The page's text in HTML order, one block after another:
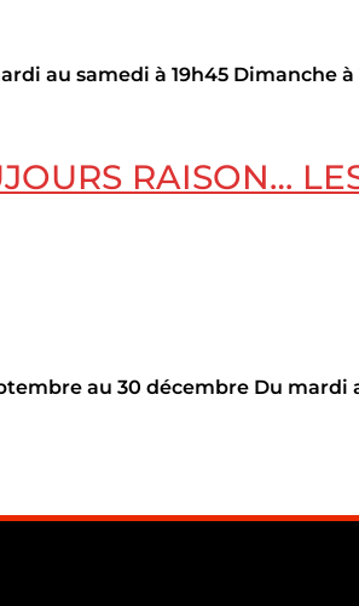
au samedi à 19h45 Dimanche
RAISON…
au 30 décembre Du